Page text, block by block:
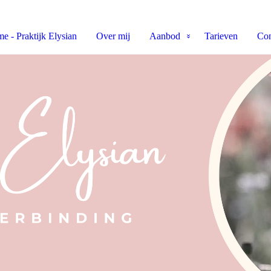
- Praktijk Elysian Over mij Aanbod Tarieven